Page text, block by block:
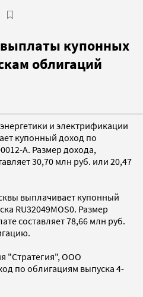
выплаты купонных
облигаций
и электрификации
купонный доход по
A. Размер дохода,
30,70 млн руб. или 20,47
выплачивает купонный
RU32049MOS0. Размер
составляет 78,66 млн руб.
"Стратегия", ООО
по облигациям выпуска 4-